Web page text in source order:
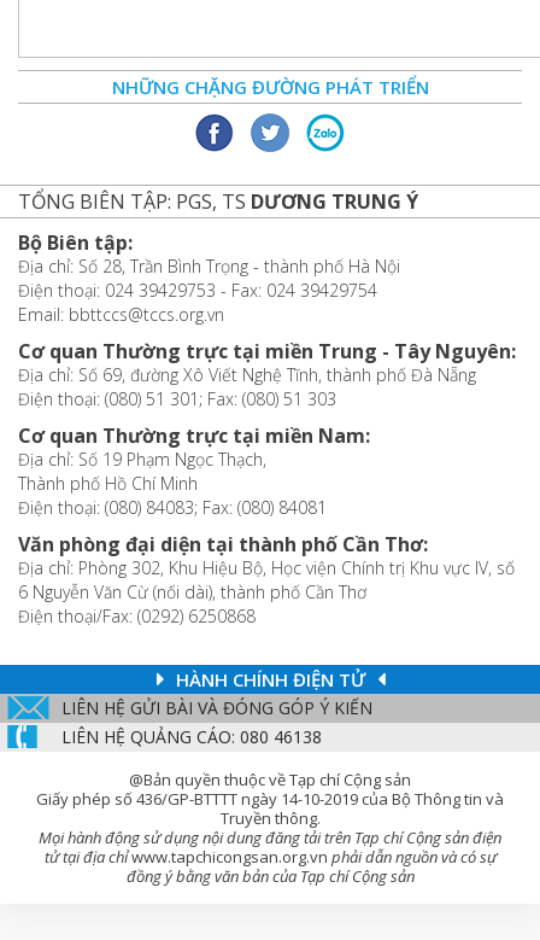
NHỮNG CHẶNG ĐƯỜNG PHÁT TRIỂN
TỔNG BIÊN TẬP: PGS, TS DƯƠNG TRUNG Ý
Bộ Biên tập:
Địa chỉ: Số 28, Trần Bình Trọng - thành phố Hà Nội
Điện thoại: 024 39429753 - Fax: 024 39429754
Email: bbttccs@tccs.org.vn
Cơ quan Thường trực tại miền Trung - Tây Nguyên:
Địa chỉ: Số 69, đường Xô Viết Nghệ Tĩnh, thành phố Đà Nẵng
Điện thoại: (080) 51 301; Fax: (080) 51 303
Cơ quan Thường trực tại miền Nam:
Địa chỉ: Số 19 Phạm Ngọc Thạch,
Thành phố Hồ Chí Minh
Điện thoại: (080) 84083; Fax: (080) 84081
Văn phòng đại diện tại thành phố Cần Thơ:
Địa chỉ: Phòng 302, Khu Hiệu Bộ, Học viện Chính trị Khu vực IV, số
6 Nguyễn Văn Cừ (nối dài), thành phố Cần Thơ
Điện thoại/Fax: (0292) 6250868
HÀNH CHÍNH ĐIỆN TỬ
LIÊN HỆ GỬI BÀI VÀ ĐÓNG GÓP Ý KIẾN
LIÊN HỆ QUẢNG CÁO: 080 46138
@Bản quyền thuộc về Tạp chí Cộng sản
Giấy phép số 436/GP-BTTTT ngày 14-10-2019 của Bộ Thông tin và
Truyền thông.
Mọi hành động sử dụng nội dung đăng tải trên Tạp chí Cộng sản điện
tử tại địa chỉwww.tapchicongsan.org.vn phải dẫn nguồn và có sự
đồng ý bằng văn bản của Tạp chí Cộng sản